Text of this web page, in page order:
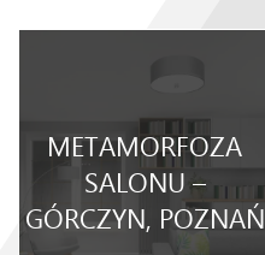
METAMORFOZA
SALONU –
GÓRCZYN, POZNAŃ